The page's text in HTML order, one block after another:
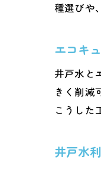
種選びや
エコキ
井戸水と
きく削減
こうした
井戸水